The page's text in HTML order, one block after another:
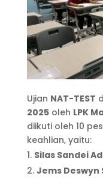
Ujian NAT-TEST
2025oleh LPK
diikuti oleh 10
keahlian, yaitu:
Silas Sandei
Jems